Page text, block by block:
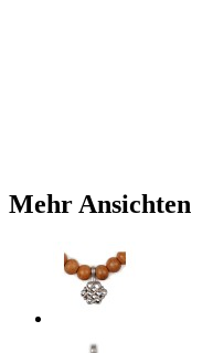
Mehr Ansichten